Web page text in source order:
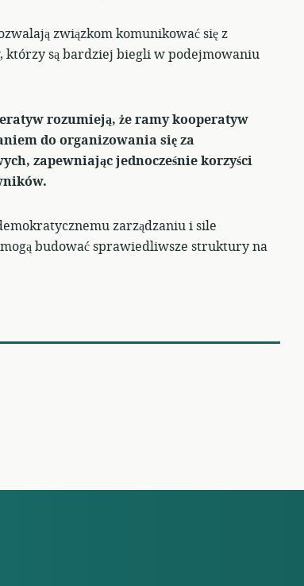
związkom komunikować się z
którzy są bardziej biegli w podejmowaniu
rozumieją, że ramy kooperatyw
do organizowania się za
zapewniając jednocześnie korzyści
zarządzaniu i sile
budować sprawiedliwsze struktury na